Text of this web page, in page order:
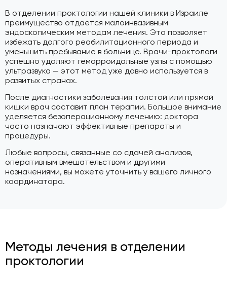
В отделении проктологии нашей клиники в Израиле
преимущество отдается малоинвазивным
эндоскопическим методам лечения. Это позволяет
избежать долгого реабилитационного периода и
уменьшить пребывание в больнице. Врачи-проктологи
успешно удаляют геморроидальные узлы с помощью
ультразвука — этот метод уже давно используется в
развитых странах.
После диагностики заболевания толстой или прямой
кишки врач составит план терапии. Большое внимание
уделяется безоперационному лечению: доктора
часто назначают эффективные препараты и
процедуры.
Любые вопросы, связанные со сдачей анализов,
оперативным вмешательством и другими
назначениями, вы можете уточнить у вашего личного
координатора.
Методы лечения в отделении
проктологии